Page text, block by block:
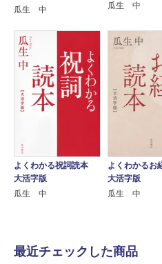
瓜生 中
瓜生 中
よくわかる祝詞読本
大活字版
瓜生 中
よくわかるお
大活字版
瓜生 中
最近チェックした商品